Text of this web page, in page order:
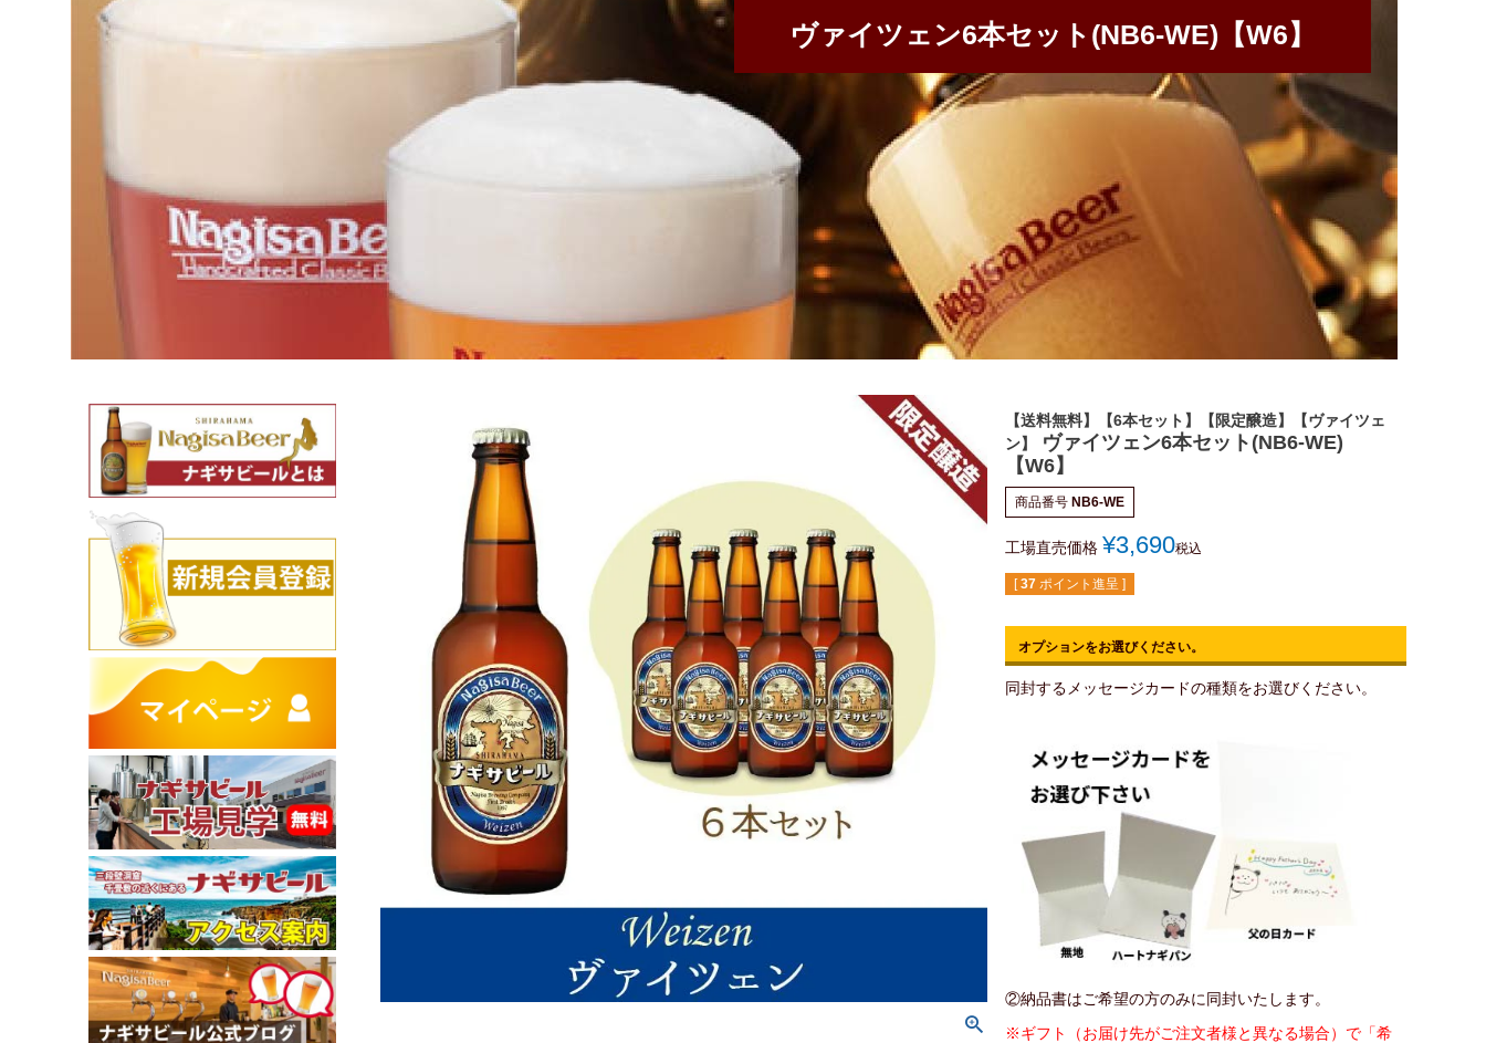
ヴァイツェン6本セット(NB6-WE)【W6】
【送料無料】【6本セット】【限定醸造】【ヴァイツェ
ン】
ヴァイツェン6本セット(NB6-WE)
【W6】
商品番号 NB6-WE
工場直売価格 ¥3,690税込
[ 37 ポイント進呈 ]
オプションをお選びください。
同封するメッセージカードの種類をお選びください。
②納品書はご希望の方のみに同封いたします。
※ギフト（お届け先がご注文者様と異なる場合）で「希